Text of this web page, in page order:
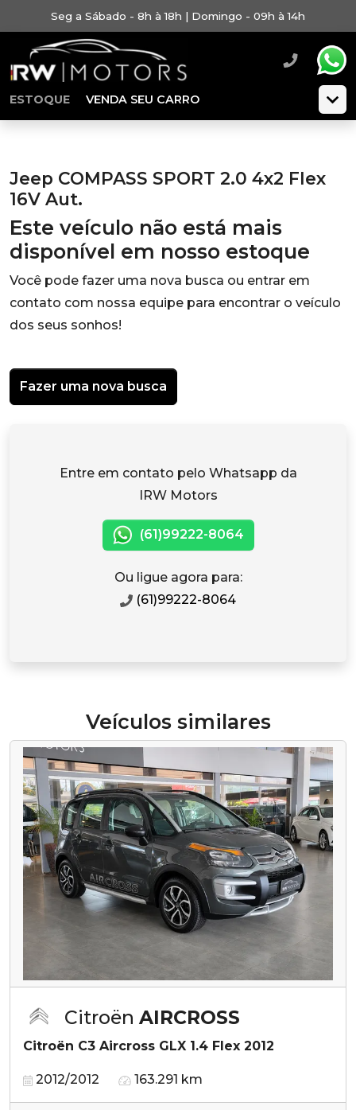
Seg a Sábado - 8h à 18h | Domingo - 09h à 14h
ESTOQUE VENDA SEU CARRO
Jeep COMPASS SPORT 2.0 4x2 Flex
16V Aut.
Este veículo não está mais
disponível em nosso estoque
Você pode fazer uma nova busca ou entrar em
contato com nossa equipe para encontrar o veículo
dos seus sonhos!
Fazer uma nova busca
Entre em contato pelo Whatsapp da
IRW Motors
(61)99222-8064
Ou ligue agora para:
(61)99222-8064
Veículos similares
Citroën AIRCROSS
Citroën C3 Aircross GLX 1.4 Flex 2012
2012/2012 163.291 km